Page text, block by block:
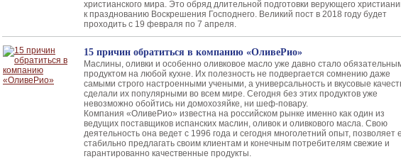
христианского мира. Это обряд длительной подготовки верующего
к празднованию Воскрешения Господнего. Великий пост в 2018 году будет
проходить с 19 февраля по 7 апреля.
15 причин обратиться в компанию «ОливеРио»
Маслины, оливки и особенно оливковое масло уже давно стало
продуктом на любой кухне. Их полезность не подвергается сомнению даже
самыми строго настроенными учеными, а универсальность и вкусовые
сделали их популярными во всем мире. Сегодня без этих продуктов уже
невозможно обойтись ни домохозяйке, ни шеф-повару.
Компания «ОливеРио» известна на российском рынке именно как один из
ведущих поставщиков испанских маслин, оливок и оливкового масла. Свою
деятельность она ведет с 1996 года и сегодня многолетний опыт, позволяет
стабильно предлагать своим клиентам и конечным потребителям свежие и
гарантированно качественные продукты.